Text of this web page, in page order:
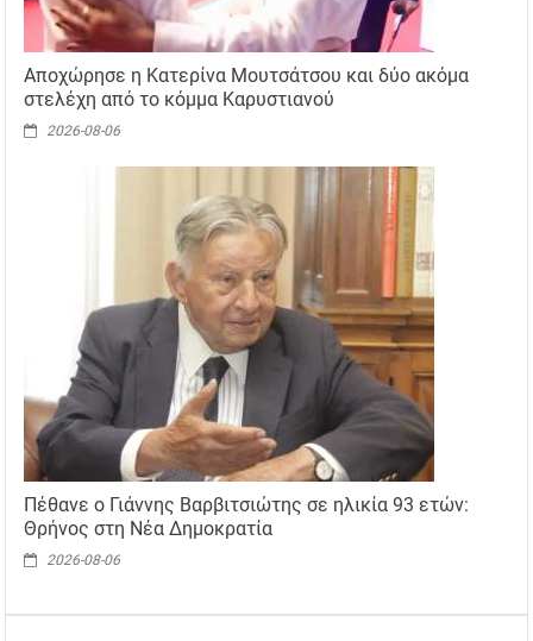
Αποχώρησε η Κατερίνα Μουτσάτσου και δύο ακόμα
στελέχη από το κόμμα Καρυστιανού
2026-08-06
Πέθανε ο Γιάννης Βαρβιτσιώτης σε ηλικία 93 ετών:
Θρήνος στη Νέα Δημοκρατία
2026-08-06